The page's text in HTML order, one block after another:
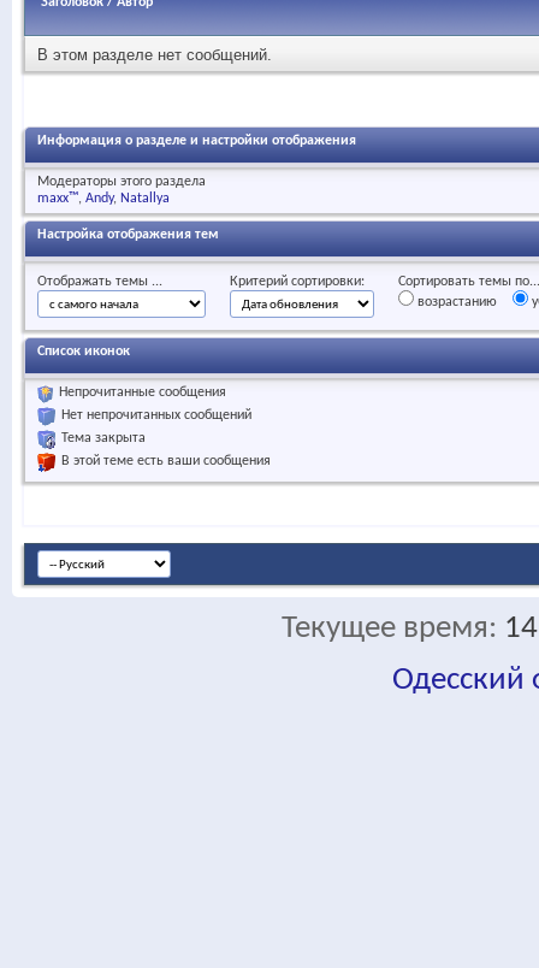
В этом разделе нет сообщений.
Информация о разделе и настройки отображения
Модераторы этого раздела
maxx™ Andy Natallya
Настройка отображения тем
Отображать темы ... Критерий сортировки:
Сортировать темы по...
возрастанию
Список иконок
Непрочитанные сообщения
Нет непрочитанных сообщений
Тема закрыта
В этой теме есть ваши сообщения
Текущее время:
Одесский